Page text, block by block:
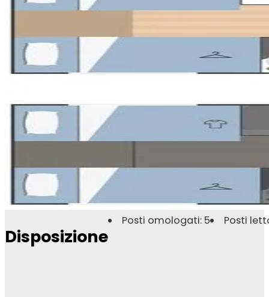
Disposizione
Posti omologati: 5 Posti